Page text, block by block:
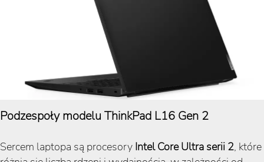
Podzespoły modelu ThinkPad L16 Gen 2
Sercem laptopa są procesory Intel Core Ultra serii 2, które